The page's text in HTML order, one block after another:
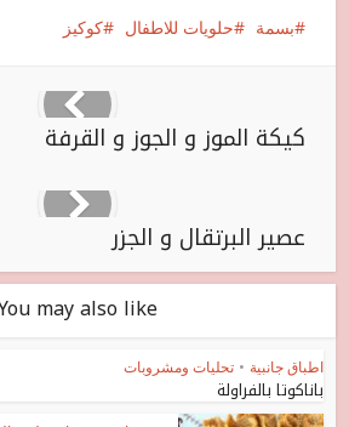
بسمة حلويات للاطفال كوكيز
كيكة الموز و الجوز و القرفة
عصير البرتقال و الجزر
may also like
اطباق جانبية • تحليات ومشروبات
باناكوتا بالفراولة